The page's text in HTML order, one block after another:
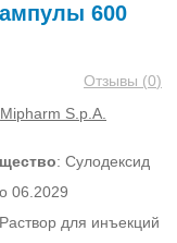
600
Отзывы (0)
Mipharm S.p.A.
: Сулодексид
06.2029
для инъекций